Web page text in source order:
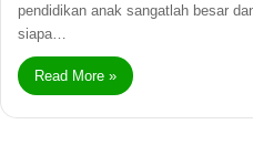
pendidikan anak sangatlah besar
siapa…
Read More »